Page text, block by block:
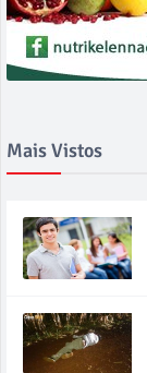
Mais Vistos